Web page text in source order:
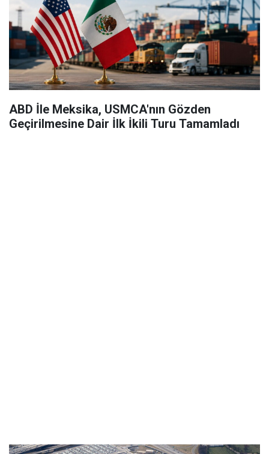
ABD İle Meksika, USMCA'nın Gözden
Geçirilmesine Dair İlk İkili Turu Tamamladı